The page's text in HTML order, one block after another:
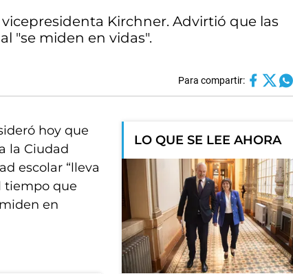
Kirchner. Advirtió que las
"se miden en vidas".
Para compartir:
hoy que
la Ciudad
escolar “lleva
tiempo que
en
LO QUE SE LEE AHORA